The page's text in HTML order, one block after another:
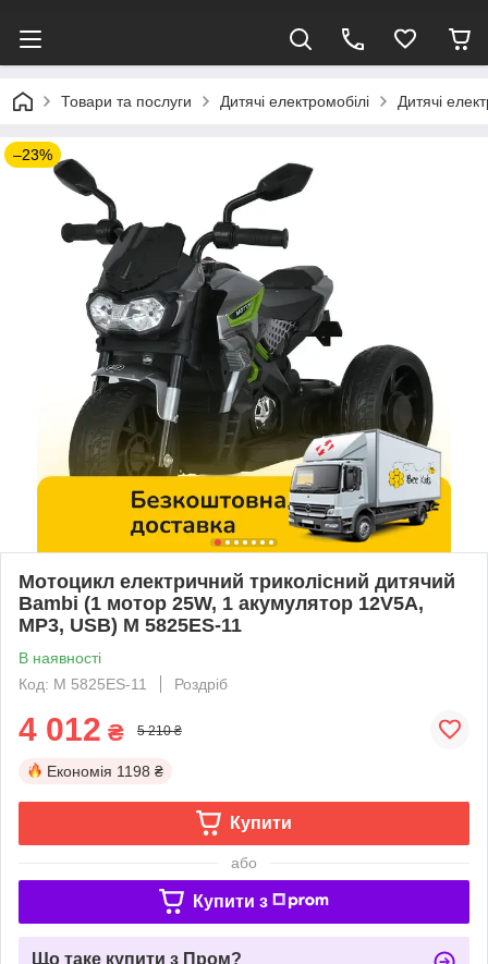
Товари та послуги Дитячі електромобілі Дитячі
–23%
Мотоцикл електричний триколісний дитячий
Bambi (1 мотор 25W, 1 акумулятор 12V5A,
MP3, USB) M 5825ES-11
В наявності
Код: M 5825ES-11
Роздріб
4 012 ₴ 5 210 ₴
Економія 1198 ₴
Купити
або
Купити з
Що таке купити з Пром?